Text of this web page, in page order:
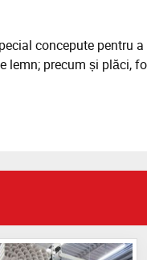
concepute pentru
lemn; precum și plăci,